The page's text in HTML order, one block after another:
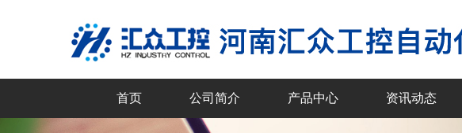
首页 公司简介 产品中心 资讯动态